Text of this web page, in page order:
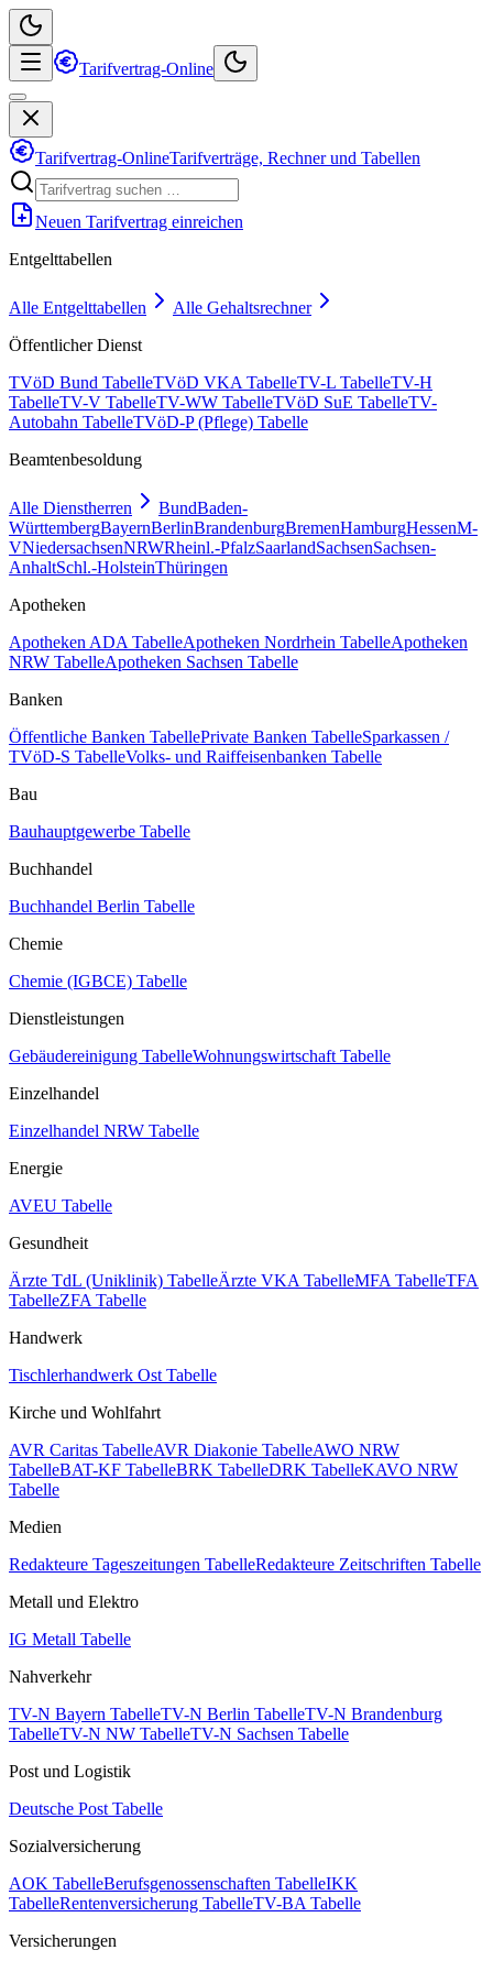
Tarifvertrag-Online
Tarifvertrag-OnlineTarifverträge, Rechner und Tabellen
Neuen Tarifvertrag einreichen
Entgelttabellen
Alle Entgelttabellen
Alle Gehaltsrechner
Öffentlicher Dienst
TVöD Bund TabelleTVöD VKA TabelleTV-L TabelleTV-H
TabelleTV-V TabelleTV-WW TabelleTVöD SuE TabelleTV-
Autobahn TabelleTVöD-P (Pflege) Tabelle
Beamtenbesoldung
Alle Dienstherren BundBaden-
WürttembergBayernBerlinBrandenburgBremenHamburgHessenM-
VNiedersachsenNRWRheinl.-PfalzSaarlandSachsenSachsen-
AnhaltSchl.-HolsteinThüringen
Apotheken
Apotheken ADA TabelleApotheken Nordrhein TabelleApotheken
NRW TabelleApotheken Sachsen Tabelle
Banken
Öffentliche Banken TabellePrivate Banken TabelleSparkassen /
TVöD-S TabelleVolks- und Raiffeisenbanken Tabelle
Bau
Bauhauptgewerbe Tabelle
Buchhandel
Buchhandel Berlin Tabelle
Chemie
Chemie (IGBCE) Tabelle
Dienstleistungen
Gebäudereinigung TabelleWohnungswirtschaft Tabelle
Einzelhandel
Einzelhandel NRW Tabelle
Energie
AVEU Tabelle
Gesundheit
Ärzte TdL (Uniklinik) TabelleÄrzte VKA TabelleMFA TabelleTFA
TabelleZFA Tabelle
Handwerk
Tischlerhandwerk Ost Tabelle
Kirche und Wohlfahrt
AVR Caritas TabelleAVR Diakonie TabelleAWO NRW
TabelleBAT-KF TabelleBRK TabelleDRK TabelleKAVO NRW
Tabelle
Medien
Redakteure Tageszeitungen TabelleRedakteure Zeitschriften Tabelle
Metall und Elektro
IG Metall Tabelle
Nahverkehr
TV-N Bayern TabelleTV-N Berlin TabelleTV-N Brandenburg
TabelleTV-N NW TabelleTV-N Sachsen Tabelle
Post und Logistik
Deutsche Post Tabelle
Sozialversicherung
AOK TabelleBerufsgenossenschaften TabelleIKK
TabelleRentenversicherung TabelleTV-BA Tabelle
Versicherungen